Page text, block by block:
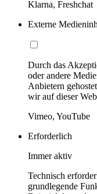
Klarna, Freshchat
Externe
Durch das
oder andere
Anbietern
wir auf dieser
Vimeo, YouTube
Erforderlich
Immer aktiv
Technisch
grundlegende